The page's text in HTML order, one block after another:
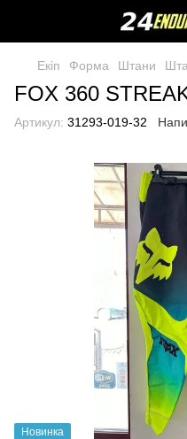
Екіп Форма Штани
FOX 360
Артикул: 31293-019-32
Новинка